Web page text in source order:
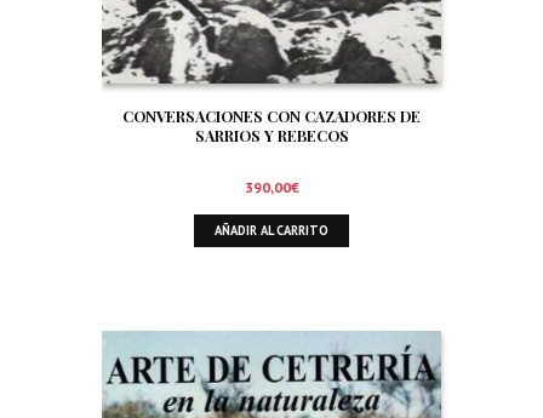
CONVERSACIONES CON CAZADORES DE
SARRIOS Y REBECOS
390,00€
AÑADIR AL CARRITO